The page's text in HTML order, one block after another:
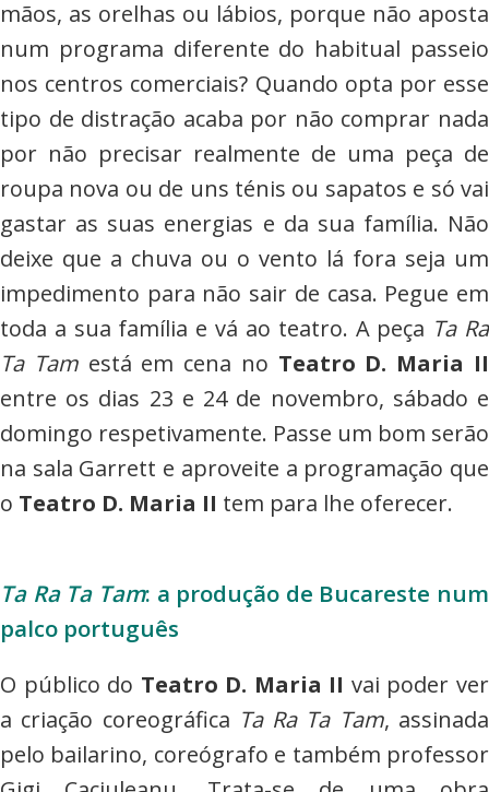
mãos, as orelhas ou lábios, porque não aposta
num programa diferente do habitual passeio
nos centros comerciais? Quando opta por esse
tipo de distração acaba por não comprar nada
por não precisar realmente de uma peça de
roupa nova ou de uns ténis ou sapatos e só vai
gastar as suas energias e da sua família. Não
deixe que a chuva ou o vento lá fora seja um
impedimento para não sair de casa. Pegue em
toda a sua família e vá ao teatro. A peça Ta Ra
Ta Tamestá em cena no Teatro D. Maria II
entre os dias 23 e 24 de novembro, sábado e
domingo respetivamente. Passe um bom serão
na sala Garrett e aproveite a programação que
o Teatro D. Maria II tem para lhe oferecer.
Ta Ra Ta Tam: a produção de Bucareste num
palco português
O público do Teatro D. Maria II vai poder ver
a criação coreográfica Ta Ra Ta Tam, assinada
pelo bailarino, coreógrafo e também professor